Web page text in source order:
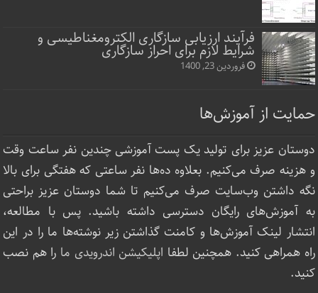
فرآیند ارزیابی سازگاری الکترومغناطیسی و
شرایط لازم برای احراز سازگاری
فروردین 23, 1400
حمایت از آموزش‌ها
دوستان عزیز برای تولید یک پست آموزشی چندین نفر ساعت‌ وقت
و هزینه صرف می‌کنیم. بعلاوه ده‌ها نفر ساعتی که هفتگی برای بالا
نگه داشتن وب‌سایت صرف ‌می‌کنیم تا شما دوستان عزیز براحتی
به آموزش‌های رایگان دسترسی داشته باشید. پس با مطالعه،
انتشار لینک‌ آموزش‌ها و کامنت گذاشتن زیر نوشته‌‌ها ما را در این
راه همراهی کنید. همچنین لطفا اپلیکیشن اندرویدی ما را هم نصب
کنید.